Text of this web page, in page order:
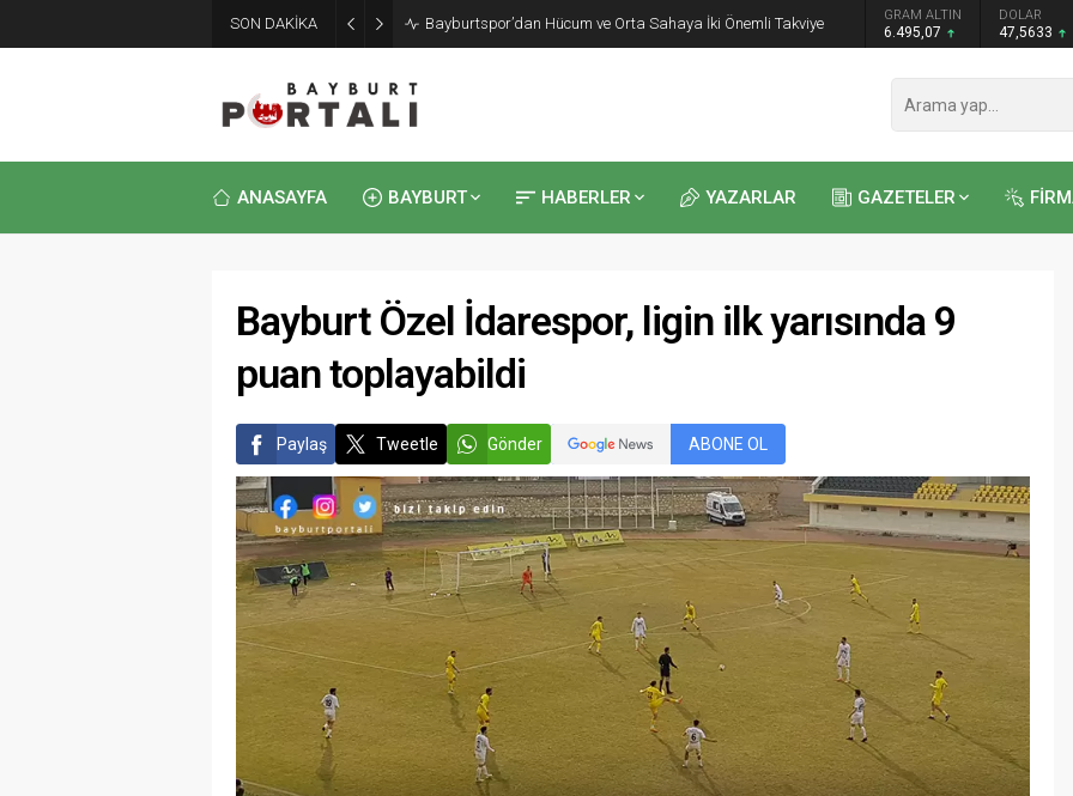
SON DAKİKA Bayburt’ta Minik Öğrencilere Jandarma Mesleği TanıtıldıGRAM ALTIN
6.495,07
DOLAR
47,5633
EURO
54,9784
ANASAYFA BAYBURT HABERLER YAZARLAR GAZETELER
Bayburt Özel İdarespor, ligin ilk yarısında 9
puan toplayabildi
Paylaş Tweetle Gönder ABONE OL
Duyularla mı, Duygularla mı
Öğreniriz?
Öğrenme, istisnasız tüm
toplumların gelişiminde ve
değişiminde geniş yer etmiş
hayati öneme sahip bir olgu
olarak tarih boyunca konu olmuş
temel bir insan işlevidir. Öğrenme
eğitim bilimcilerce kişinin çevresi
ile etkileşimi sonucunda meydana
gelen kalıcı izli bilişsel, duyuşsal
ve davranışsal...